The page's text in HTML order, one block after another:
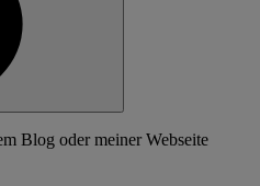
Blog oder meiner Webseite